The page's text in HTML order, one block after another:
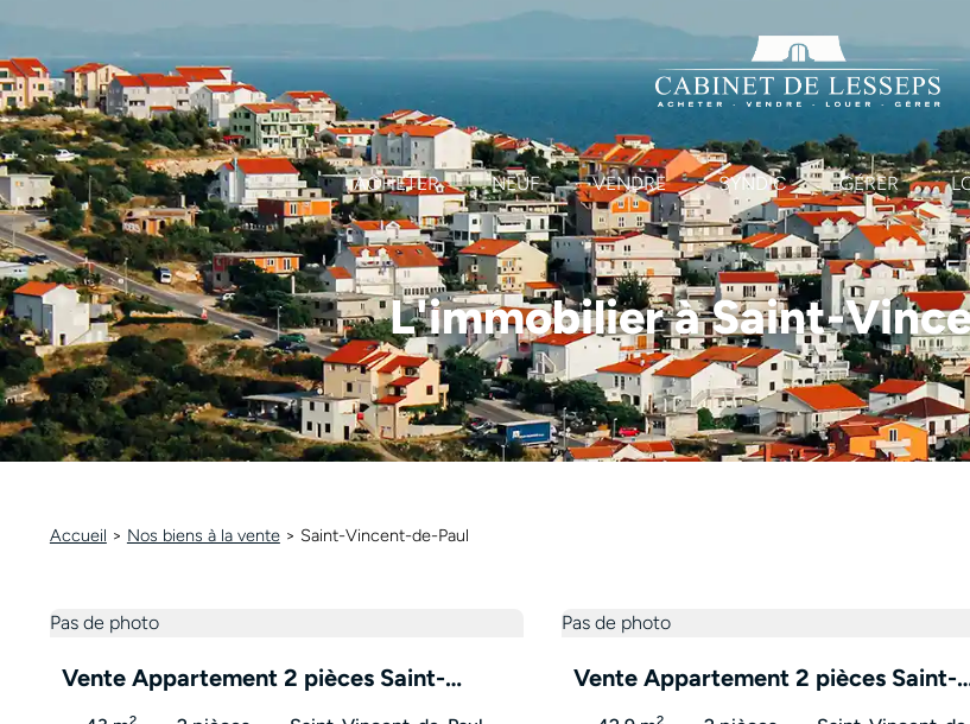
ACHETER NEUF VENDRE SYNDIC GÉRER
L'immobilier à Saint-
Accueil > Nos biens à la vente> Saint-Vincent-de-Paul
Pas de photo
Vente Appartement 2 pièces Saint-
Vincent-de-Paul 40990 – VA3240
2
Pas de photo
Vente Appartement 2 pièces Saint-
Vincent-de-Paul 40990 – VA3242
2